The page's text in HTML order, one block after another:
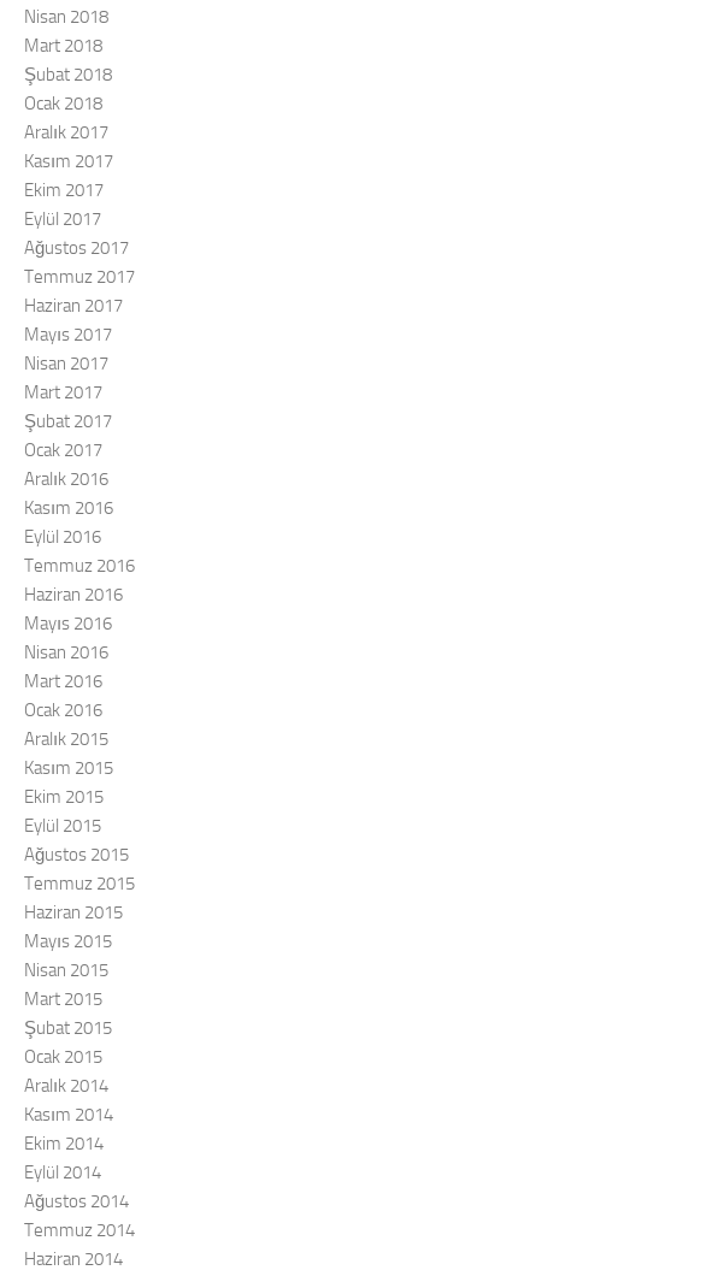
Nisan 2018
Mart 2018
Şubat 2018
Ocak 2018
Aralık 2017
Kasım 2017
Ekim 2017
Eylül 2017
Ağustos 2017
Temmuz 2017
Haziran 2017
Mayıs 2017
Nisan 2017
Mart 2017
Şubat 2017
Ocak 2017
Aralık 2016
Kasım 2016
Eylül 2016
Temmuz 2016
Haziran 2016
Mayıs 2016
Nisan 2016
Mart 2016
Ocak 2016
Aralık 2015
Kasım 2015
Ekim 2015
Eylül 2015
Ağustos 2015
Temmuz 2015
Haziran 2015
Mayıs 2015
Nisan 2015
Mart 2015
Şubat 2015
Ocak 2015
Aralık 2014
Kasım 2014
Ekim 2014
Eylül 2014
Ağustos 2014
Temmuz 2014
Haziran 2014